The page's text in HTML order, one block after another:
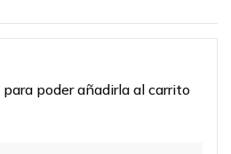
poder añadirla al carrito